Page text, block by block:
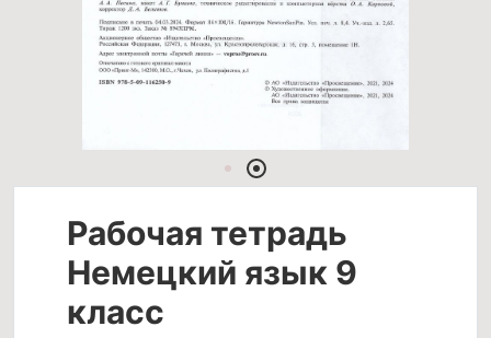
Рабочая тетрадь
Немецкий язык 9
класс